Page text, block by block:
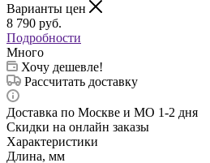
Варианты цен
8 790 руб.
Подробности
Много
Хочу дешевле!
Рассчитать доставку
Доставка по Москве и МО 1-2 дня
Скидки на онлайн заказы
Характеристики
Длина, мм